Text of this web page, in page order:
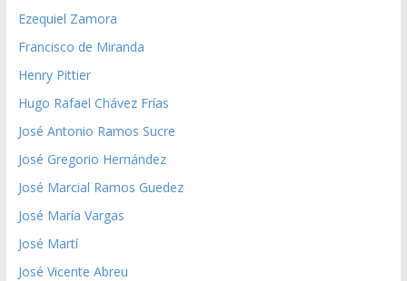
Ezequiel Zamora
Francisco de Miranda
Henry Pittier
Hugo Rafael Chávez Frías
José Antonio Ramos Sucre
José Gregorio Hernández
José Marcial Ramos Guedez
José María Vargas
José Martí
José Vicente Abreu